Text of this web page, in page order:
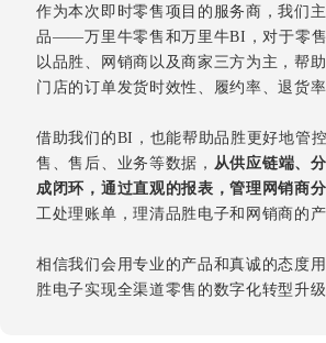
作为本次即时零售项目的服务商，我们
品——万里牛零售和万里牛BI，对于零
以品胜、网销商以及商家三方为主，帮
门店的订单发货时效性、履约率、退货率
借助我们的BI，也能帮助品胜更好地管
售、售后、业务等数据， 从供应链端、
成闭环，通过直观的报表，管理网销商
工处理账单，理清品胜电子和网销商的产
相信我们会用专业的产品和真诚的态度
胜电子实现全渠道零售的数字化转型升级